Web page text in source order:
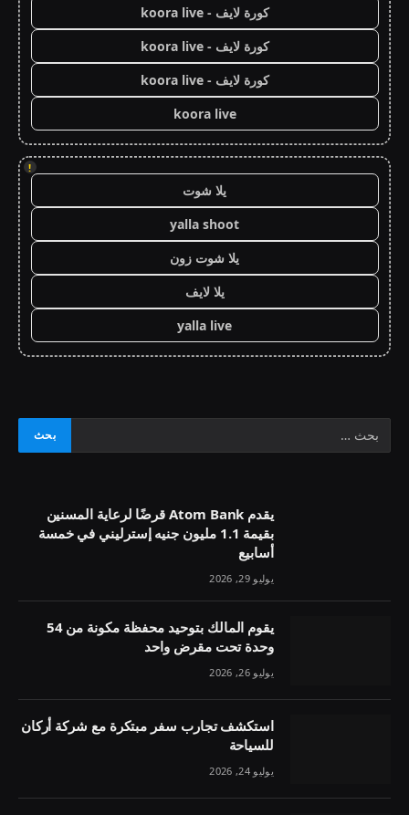
كورة لايف - koora live
كورة لايف - koora live
كورة لايف - koora live
koora live
!
يلا شوت
yalla shoot
يلا شوت زون
يلا لايف
yalla live
يقدم Atom Bank قرضًا لرعاية المسنين
بقيمة 1.1 مليون جنيه إسترليني في خمسة
أسابيع
يوليو 29, 2026
يقوم المالك بتوحيد محفظة مكونة من 54
وحدة تحت مقرض واحد
يوليو 26, 2026
استكشف تجارب سفر مبتكرة مع شركة أركان
للسياحة
يوليو 24, 2026